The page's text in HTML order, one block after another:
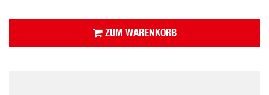
ZUM WARENKORB